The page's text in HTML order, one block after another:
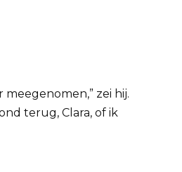
zei hij.
terug, Clara, of ik